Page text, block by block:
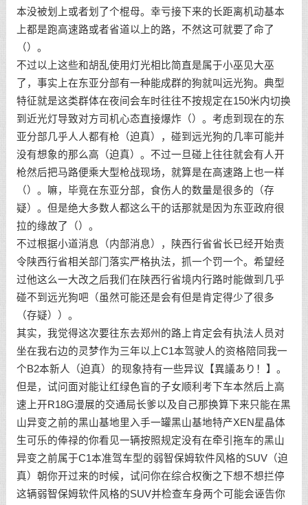
本没被划上或者划了个棍母。幸亏接下来的长距离机动基本
上都是跑高速路或者省道以上的路，不然这可就要了命了
（）。
不过以上这些和胡乱使用灯光相比简直是属于小巫见大巫
了，事实上在东亚分部有一种能成群的狗就叫远光狗。典型
特征就是这类群体在夜间会车时往往不按规定在150米内切换
到近光灯导致对方司机心态直接爆炸（）。考虑到现在的东
亚分部几乎人人都有枪（迫真），碰到远光狗的几率可能并
没有想象的那么高（迫真）。不过一旦碰上往往就会有人开
枪然后把马路便乘大型枪战现场，就算是在高速路上也一样
（）。嘛，毕竟在东亚分部，食伤人的数量是很多的（存
疑）。但是绝大多数人都这么干的话那就是因为东亚政府很
拉的缘故了（）。
不过根据小道消息（内部消息），陕西行省省长已经开始责
令陕西行省相关部门落实严格执法，抓一个罚一个。希望经
过他这么一大改之后我们在陕西行省境内行路时能做到几乎
碰不到远光狗吧（虽然可能还是会有但是肯定得少了很多
（存疑））。
其实，我觉得这次要往东去郑州的路上肯定会有执法人员对
坐在我右边的灵梦作为三年以上C1本驾驶人的资格陪同我一
个B2本新人（迫真）的现象持有一些异议【異議あり！】。
但是，试问面对能让红绿色盲的子女顺利考下车本然后上高
速上开R18G漫展的交通局长爹以及自己那换算下来只能在黑
山异变之前的黑山基地里入手一罐黑山基地特产XEN星晶体
生可乐的俸禄的你看见一辆按照规定没有在牵引拖车的黑山
异变之前属于C1本准驾车型的弱智保姆软件风格的SUV（迫
真）朝你开过来的时候，试问你在综合权衡之下想不想拦停
这辆弱智保姆软件风格的SUV并检查车身两个可能会诬告你